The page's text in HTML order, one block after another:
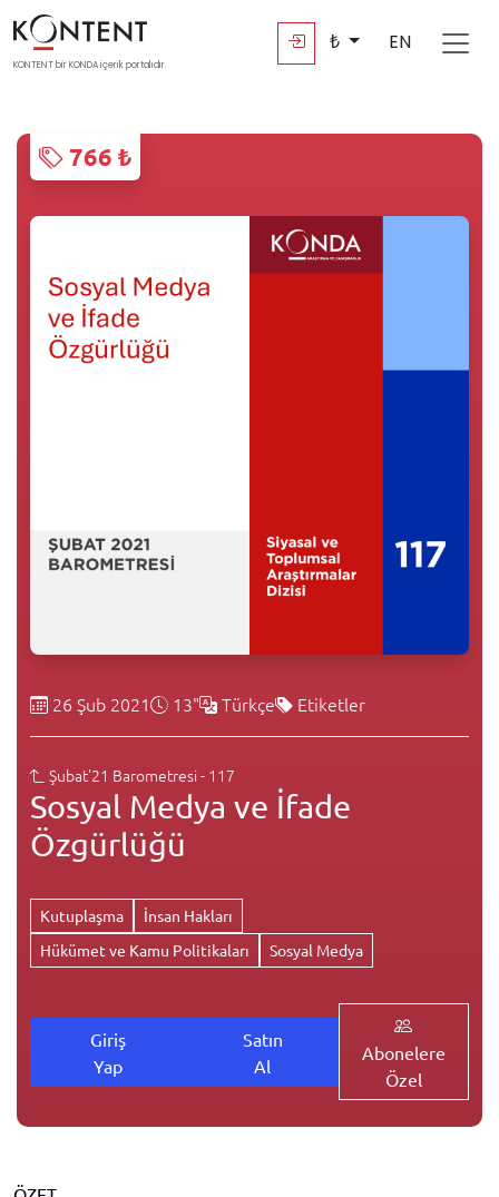
KONTENT bir KONDA içerik portalıdır.
₺ EN
766 ₺
26 Şub 2021 13" Türkçe Etiketler
Şubat'21 Barometresi - 117
Sosyal Medya ve İfade
Özgürlüğü
Kutuplaşma
İnsan Hakları
Hükümet ve Kamu Politikaları
Sosyal Medya
Giriş
Yap
Satın
Al
Abonelere
Özel